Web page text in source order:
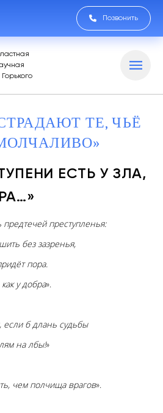
Позвонить
ТЕ, ЧЬЁ
ЕСТЬ У ЗЛА,
преступленья:
без зазренья,
пора.
у добра».
если б длань судьбы
на лбы!»
чем полчища врагов».